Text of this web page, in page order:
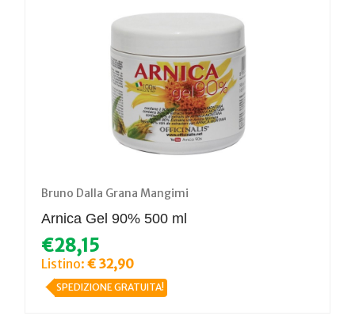
Bruno Dalla Grana Mangimi
Arnica Gel 90% 500 ml
€28,15
Listino: € 32,90
SPEDIZIONE GRATUITA!